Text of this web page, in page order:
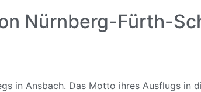
Nürnberg-Fürth-
in Ansbach. Das Motto ihres Ausflugs in